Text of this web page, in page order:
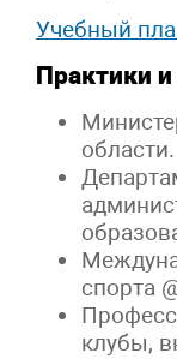
Учебный
Практики
области.
спорта
клубы,